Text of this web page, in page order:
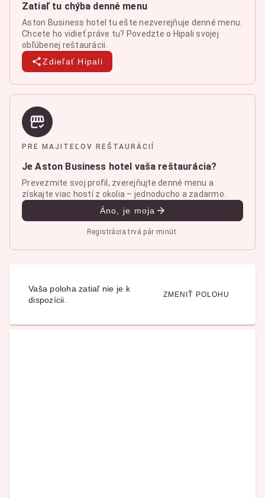
Zatiaľ tu chýba denné menu
Aston Business hotel tu ešte nezverejňuje denné menu.
Chcete ho vidieť práve tu? Povedzte o Hipali svojej
obľúbenej reštaurácii.
Zdieľať Hipali
PRE MAJITEĽOV REŠTAURÁCIÍ
Je Aston Business hotel vaša reštaurácia?
Prevezmite svoj profil, zverejňujte denné menu a
získajte viac hostí z okolia – jednoducho a zadarmo.
Áno, je moja
Registrácia trvá pár minút.
Vaša poloha zatiaľ nie je k
dispozícii.
ZMENIŤ POLOHU